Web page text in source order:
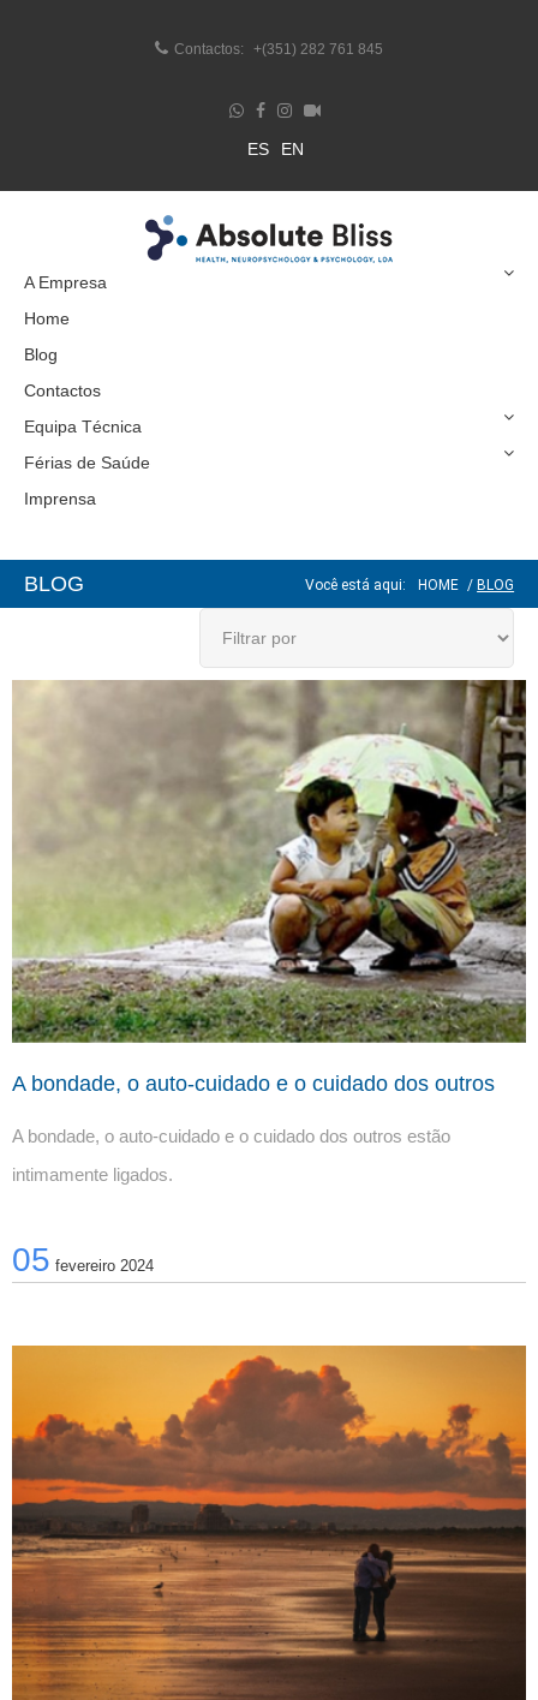
Contactos: +(351) 282 761 845
ES EN
A Empresa
Home
Blog
Contactos
Equipa Técnica
Férias de Saúde
Imprensa
BLOG Você está aqui: HOME / BLOG
A bondade, o auto-cuidado e o cuidado dos outros
A bondade, o auto-cuidado e o cuidado dos outros estão
intimamente ligados.
05 fevereiro 2024